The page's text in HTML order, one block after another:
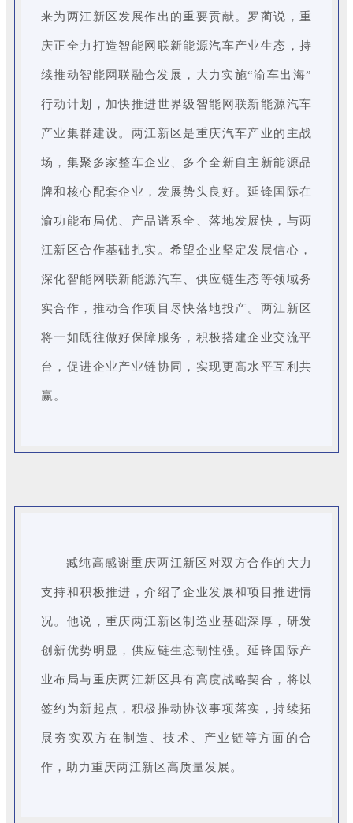
来为两江新区发展作出的重要贡献。罗蔺说，重
庆正全力打造智能网联新能源汽车产业生态，持
续推动智能网联融合发展，大力实施“渝车出海”
行动计划，加快推进世界级智能网联新能源汽车
产业集群建设。两江新区是重庆汽车产业的主战
场，集聚多家整车企业、多个全新自主新能源品
牌和核心配套企业，发展势头良好。延锋国际在
渝功能布局优、产品谱系全、落地发展快，与两
江新区合作基础扎实。希望企业坚定发展信心，
深化智能网联新能源汽车、供应链生态等领域务
实合作，推动合作项目尽快落地投产。两江新区
将一如既往做好保障服务，积极搭建企业交流平
台，促进企业产业链协同，实现更高水平互利共
赢。
臧纯高感谢重庆两江新区对双方合作的大力
支持和积极推进，介绍了企业发展和项目推进情
况。他说，重庆两江新区制造业基础深厚，研发
创新优势明显，供应链生态韧性强。延锋国际产
业布局与重庆两江新区具有高度战略契合，将以
签约为新起点，积极推动协议事项落实，持续拓
展夯实双方在制造、技术、产业链等方面的合
作，助力重庆两江新区高质量发展。